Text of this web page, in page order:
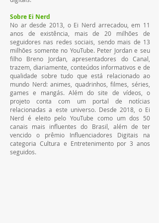
Sobre Ei Nerd
No ar desde 2013, o Ei Nerd arrecadou, em 11
anos de existência, mais de 20 milhões de
seguidores nas redes sociais, sendo mais de 13
milhões somente no YouTube. Peter Jordan e seu
filho Breno Jordan, apresentadores do Canal,
trazem, diariamente, conteúdos informativos e de
qualidade sobre tudo que está relacionado ao
mundo Nerd: animes, quadrinhos, filmes, séries,
games e mangás. Além do site de vídeos, o
projeto conta com um portal de notícias
relacionadas a este universo. Desde 2018, o Ei
Nerd é eleito pelo YouTube como um dos 50
canais mais influentes do Brasil, além de ter
vencido o prêmio Influenciadores Digitais na
categoria Cultura e Entretenimento por 3 anos
seguidos.